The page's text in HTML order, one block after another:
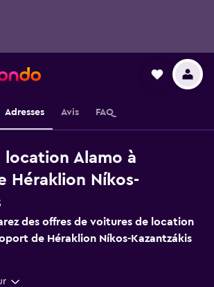
Adresses Avis FAQ
location Alamo à
Héraklion Níkos-
des offres de voitures de location
de Héraklion Níkos-Kazantzákis